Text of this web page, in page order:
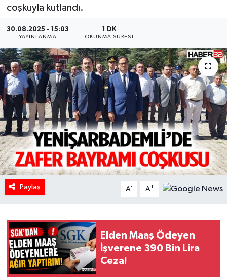
coşkuyla kutlandı.
30.08.2025 - 15:03
YAYINLANMA
1 DK
OKUNMA SÜRESI
Paylaş A- A+
Elden Maaş Ödeyen
İşverene 390 Bin Lira
Ceza!
BİLİM VE TEKNOLOJİ
EĞİTİM
GENEL
Güncel
HABERDE İNSAN
İlginç
KÜLTÜR SANAT
MAGAZİN
POLİTİKA
RESMİ İLANLAR
Tüm Manşetler
Son Dakika Haberleri
Haber Arşivi